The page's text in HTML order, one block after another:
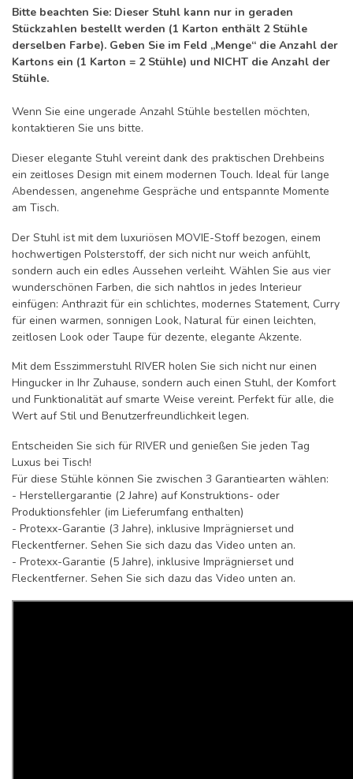
Bitte beachten Sie: Dieser Stuhl kann nur in geraden
Stückzahlen bestellt werden (1 Karton enthält 2 Stühle
derselben Farbe). Geben Sie im Feld „Menge“ die Anzahl der
Kartons ein (1 Karton = 2 Stühle) und NICHT die Anzahl der
Stühle.
Wenn Sie eine ungerade Anzahl Stühle bestellen möchten,
kontaktieren Sie uns bitte.
Dieser elegante Stuhl vereint dank des praktischen Drehbeins
ein zeitloses Design mit einem modernen Touch. Ideal für lange
Abendessen, angenehme Gespräche und entspannte Momente
am Tisch.
Der Stuhl ist mit dem luxuriösen MOVIE-Stoff bezogen, einem
hochwertigen Polsterstoff, der sich nicht nur weich anfühlt,
sondern auch ein edles Aussehen verleiht. Wählen Sie aus vier
wunderschönen Farben, die sich nahtlos in jedes Interieur
einfügen: Anthrazit für ein schlichtes, modernes Statement, Curry
für einen warmen, sonnigen Look, Natural für einen leichten,
zeitlosen Look oder Taupe für dezente, elegante Akzente.
Mit dem Esszimmerstuhl RIVER holen Sie sich nicht nur einen
Hingucker in Ihr Zuhause, sondern auch einen Stuhl, der Komfort
und Funktionalität auf smarte Weise vereint. Perfekt für alle, die
Wert auf Stil und Benutzerfreundlichkeit legen.
Entscheiden Sie sich für RIVER und genießen Sie jeden Tag
Luxus bei Tisch!
Für diese Stühle können Sie zwischen 3 Garantiearten wählen:
- Herstellergarantie (2 Jahre) auf Konstruktions- oder
Produktionsfehler (im Lieferumfang enthalten)
- Protexx-Garantie (3 Jahre), inklusive Imprägnierset und
Fleckentferner. Sehen Sie sich dazu das Video unten an.
- Protexx-Garantie (5 Jahre), inklusive Imprägnierset und
Fleckentferner. Sehen Sie sich dazu das Video unten an.